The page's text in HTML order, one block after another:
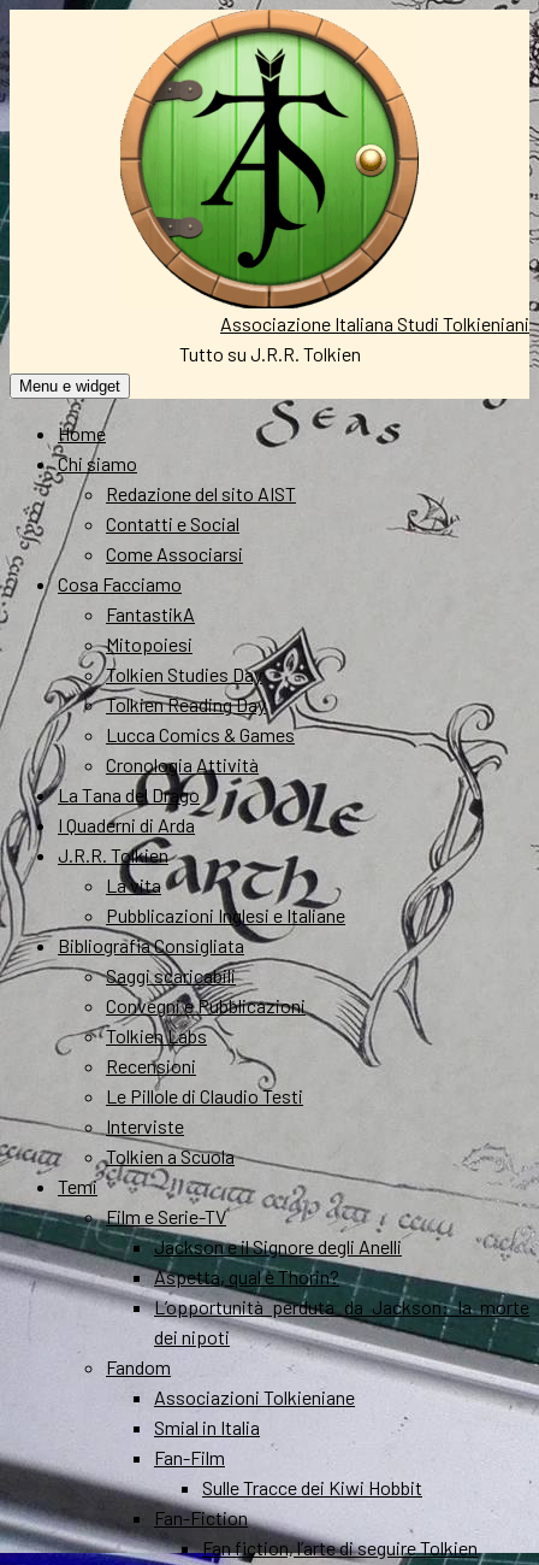
al
contenuto
Associazione Italiana Studi Tolkieniani
Tutto su J.R.R. Tolkien
Menu e widget
Home
Chi siamo
Redazione del sito AIST
Contatti e Social
Come Associarsi
Cosa Facciamo
FantastikA
Mitopoiesi
Tolkien Studies Day
Tolkien Reading Day
Lucca Comics & Games
Cronologia Attività
La Tana del Drago
I Quaderni di Arda
J.R.R. Tolkien
La vita
Pubblicazioni Inglesi e Italiane
Bibliografia Consigliata
Saggi scaricabili
Convegni e Pubblicazioni
Tolkien Labs
Recensioni
Le Pillole di Claudio Testi
Interviste
Tolkien a Scuola
Temi
Film e Serie-TV
Jackson e il Signore degli Anelli
Aspetta, qual è Thorin?
L’opportunità perduta da Jackson: la morte
dei nipoti
Fandom
Associazioni Tolkieniane
Smial in Italia
Fan-Film
Sulle Tracce dei Kiwi Hobbit
Fan-Fiction
Fan fiction, l’arte di seguire Tolkien